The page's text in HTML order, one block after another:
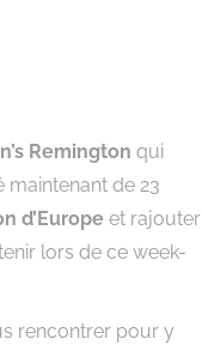
Remington qui
maintenant de 23
d’Europe et rajouter
lors de ce week-
rencontrer pour y